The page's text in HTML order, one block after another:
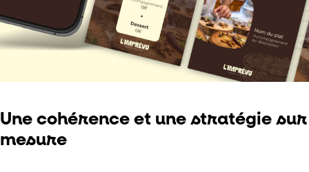
Une cohérence et une stratégie sur
mesure